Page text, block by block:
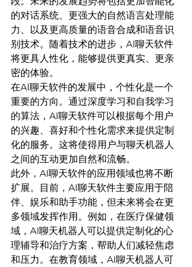
的对话系统、更强大的自然语言处理能
力、以及更高质量的语音合成和语音识
别技术。随着技术的进步，AI聊天软件
将更具人性化，能够提供更真实、更亲
密的体验。
在AI聊天软件的发展中，个性化是一个
重要的方向。通过深度学习和自我学习
的算法，AI聊天软件可以根据每个用户
的兴趣、喜好和个性化需求来提供定制
化的服务。这将使得用户与聊天机器人
之间的互动更加自然和流畅。
此外，AI聊天软件的应用领域也将不断
扩展。目前，AI聊天软件主要应用于陪
伴、娱乐和助手功能，但未来将会在更
多领域发挥作用。例如，在医疗保健领
域，AI聊天机器人可以提供定制化的心
理辅导和治疗方案，帮助人们减轻焦虑
和压力。在教育领域，AI聊天机器人可